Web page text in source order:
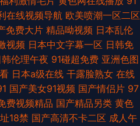
在线视频导航 欧美喷潮一区二区
免费大片 精品呦视频 日本乱伦
视频 日本中文字幕一区 日韩免
伦理午夜 91碰超免费 亚洲色图
日本a级在线 干露脸熟女 在线
国产美女91视频 国产情侣片 97
费视频精品 国产精品另类 黄色
18禁 国产高清不卡二区 成人午